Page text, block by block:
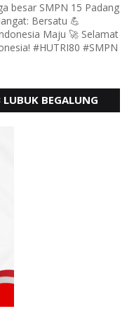
besar SMPN 15 Padang
Bersatu 💪
Maju 🚀 Selamat
#HUTRI80 #SMPN
BEGALUNG